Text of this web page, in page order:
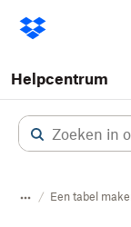
Helpcentrum
Een tabel